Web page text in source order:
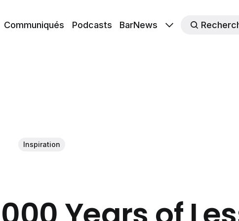
Communiqués Podcasts BarNews
Inspiration